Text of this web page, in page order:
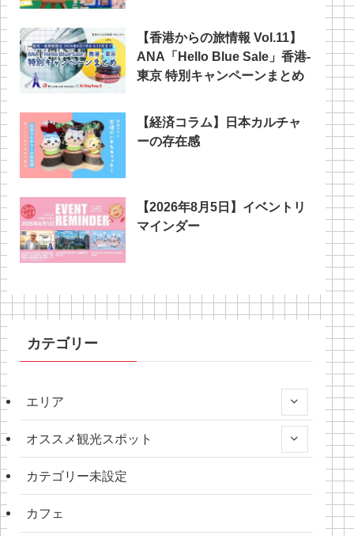
【香港からの旅情報 Vol.11】
ANA「Hello Blue Sale」香港‐
東京 特別キャンペーンまとめ
【経済コラム】日本カルチャ
ーの存在感
【2026年8月5日】イベントリ
マインダー
カテゴリー
エリア
オススメ観光スポット
カテゴリー未設定
カフェ